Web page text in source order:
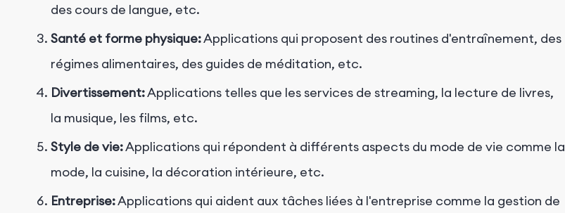
des cours de langue, etc.
Santé et forme physique:Applications qui proposent des routines d'entraînement, des
régimes alimentaires, des guides de méditation, etc.
Divertissement:Applications telles que les services de streaming, la lecture de livres,
la musique, les films, etc.
Style de vie:Applications qui répondent à différents aspects du mode de vie comme la
mode, la cuisine, la décoration intérieure, etc.
Entreprise:Applications qui aident aux tâches liées à l'entreprise comme la gestion de